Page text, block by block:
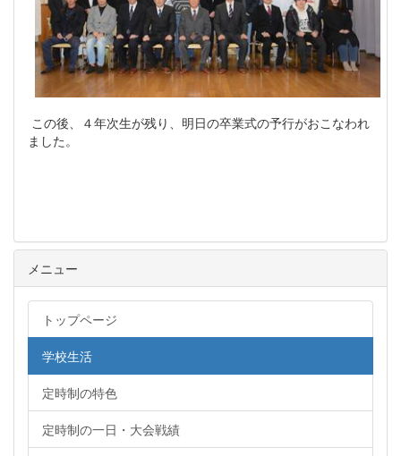
この後、４年次生が残り、明日の卒業式の予行がおこなわれ
ました。
メニュー
トップページ
学校生活
定時制の特色
定時制の一日・大会戦績